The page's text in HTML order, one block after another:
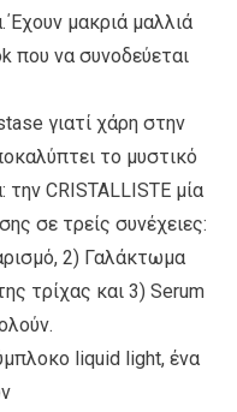
μακριά μαλλιά
που να συνοδεύεται
γιατί χάρη στην
το μυστικό
CRISTALLISTE μία
σε τρείς συνέχειες:
2) Γαλάκτωμα
τρίχας και 3) Serum
liquid light, ένα